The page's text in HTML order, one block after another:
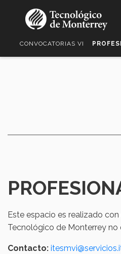
contenido
principalCONVOCATORIAS VI
Este espacio es realizado
Tecnológico de Monterrey no
Contacto: